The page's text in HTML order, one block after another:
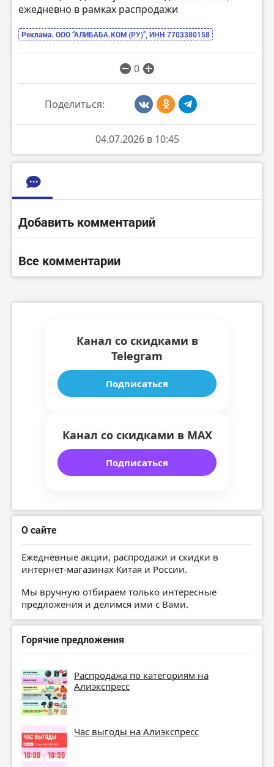
ежедневно в рамках распродажи
Реклама. ООО “АЛИБАБА.КОМ (РУ)”, ИНН 7703380158
0
Поделиться:
04.07.2026 в 10:45
Добавить комментарий
Все комментарии
Канал со скидками в
Telegram
Подписаться
Канал со скидками в MAX
Подписаться
О сайте
Ежедневные акции, распродажи и скидки в
интернет-магазинах Китая и России.
Мы вручную отбираем только интересные
предложения и делимся ими с Вами.
Горячие предложения
Распродажа по категориям на
Алиэкспресс
Час выгоды на Алиэкспресс